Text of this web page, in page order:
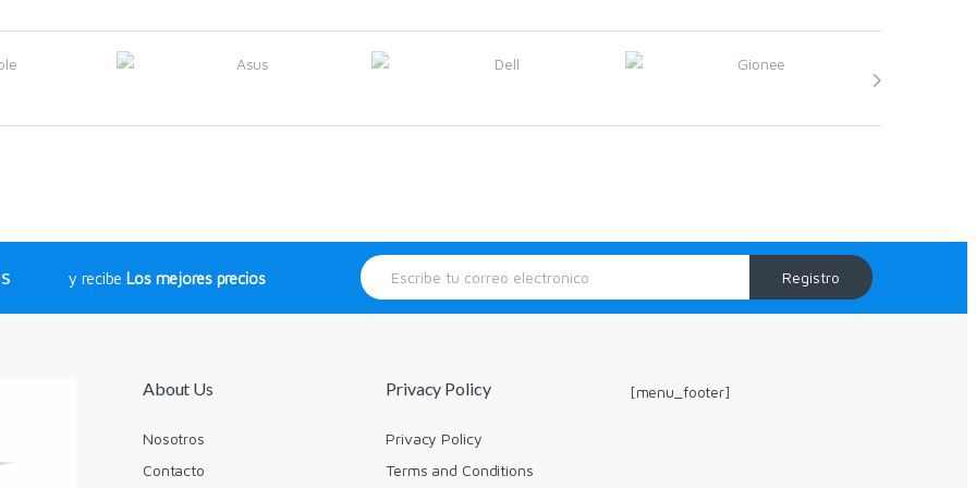
y recibe Los mejores precios
E
m
Registro
About Us
Nosotros
Contacto
Privacy Policy
Privacy Policy
Terms and Conditions
[menu_footer]